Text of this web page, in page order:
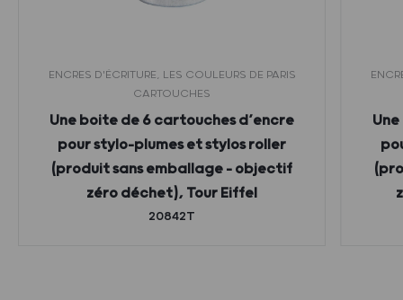
ENCRES D'ÉCRITURE, LES COULEURS DE PARIS
CARTOUCHES
Une boite de 6 cartouches d’encre
pour stylo-plumes et stylos roller
(produit sans emballage – objectif
zéro déchet), Tour Eiffel
20842T